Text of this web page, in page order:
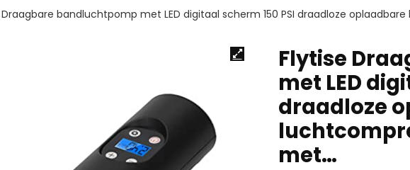
Draagbare bandluchtpomp met LED digitaal scherm 150 PSI draadloze
Flytise
met LED
draadloze
met…